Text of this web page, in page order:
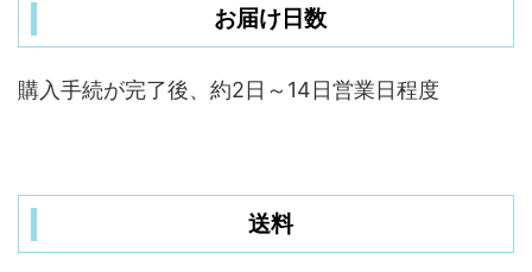
お届け日数
購入手続が完了後、約2日～14日営業日程度
送料